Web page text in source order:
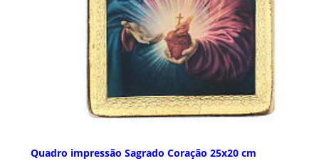
Quadro impressão Sagrado Coração 25x20 cm